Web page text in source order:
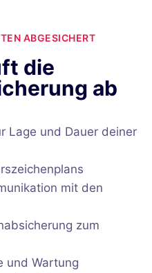
ABGESICHERT
die
ab
Lage und Dauer deiner
mit den
zum
und Wartung